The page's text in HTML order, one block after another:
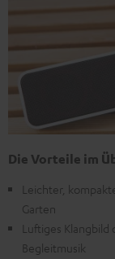
Die Vorteile im
Leichter,
Garten
Luftiges
Begleitmusik